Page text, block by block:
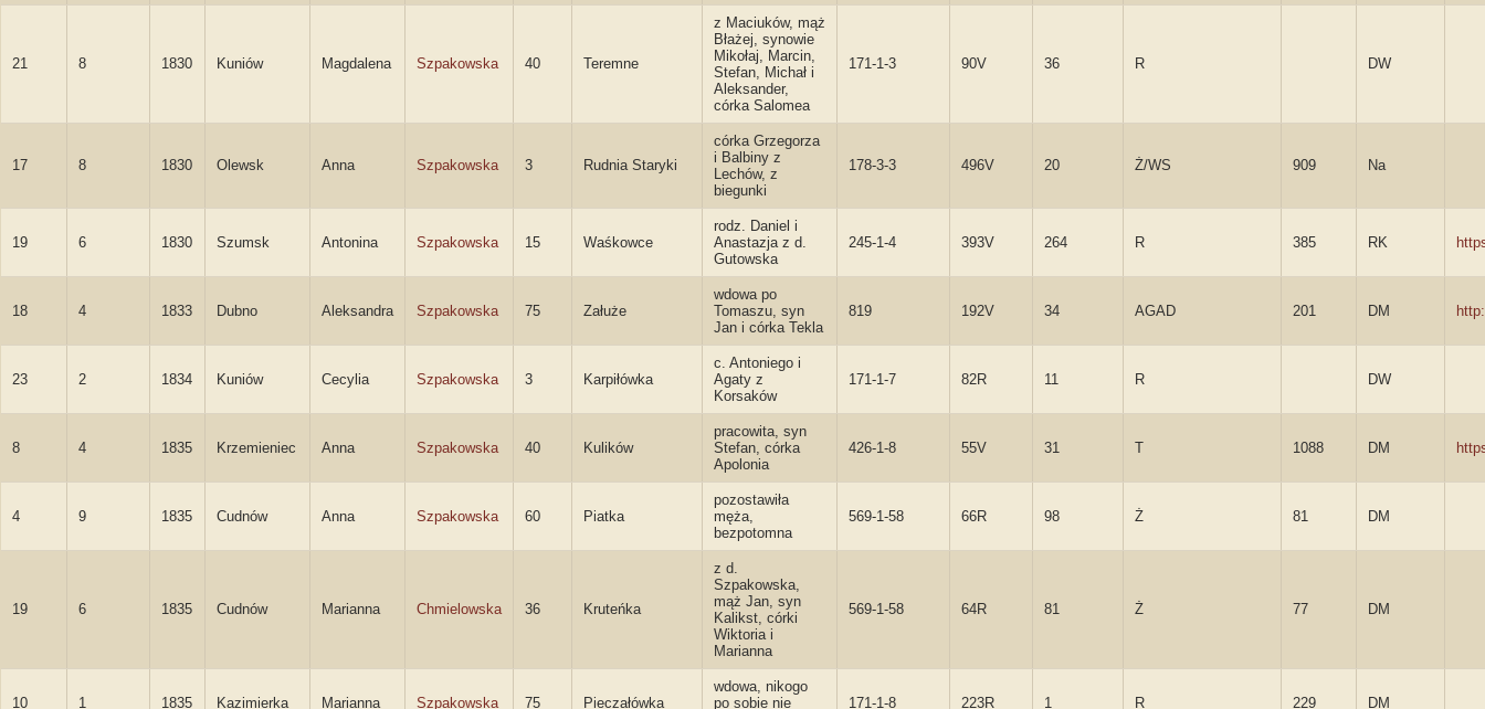
21 8 1830 Kuniów Magdalena Szpakowska 40 Teremne
z Maciuków, mąż
Błażej, synowie
Mikołaj, Marcin,
Stefan, Michał i
Aleksander,
córka Salomea
171-1-3 90V 36 R DW
17 8 1830 Olewsk Anna Szpakowska 3 Rudnia Staryki
córka Grzegorza
i Balbiny z
Lechów, z
biegunki
178-3-3 496V 20 Ż/WS 909 Na
19 6 1830 Szumsk Antonina Szpakowska 15 Waśkowce
rodz. Daniel i
Anastazja z d.
Gutowska
245-1-4 393V 264 R 385 RK
18 4 1833 Dubno Aleksandra Szpakowska 75 Załuże
wdowa po
Tomaszu, syn
Jan i córka Tekla
819 192V 34 AGAD 201 DM
23 2 1834 Kuniów Cecylia Szpakowska 3 Karpiłówka
c. Antoniego i
Agaty z
Korsaków
171-1-7 82R 11 R DW
8 4 1835 Krzemieniec Anna Szpakowska 40 Kulików
pracowita, syn
Stefan, córka
Apolonia
426-1-8 55V 31 T 1088 DM
4 9 1835 Cudnów Anna Szpakowska 60 Piatka
pozostawiła
męża,
bezpotomna
569-1-58 66R 98 Ż 81 DM
19 6 1835 Cudnów Marianna Chmielowska 36 Kruteńka
z d.
Szpakowska,
mąż Jan, syn
Kalikst, córki
Wiktoria i
Marianna
569-1-58 64R 81 Ż 77 DM
10 1 1835 Kazimierka Marianna Szpakowska 75 Pieczałówka
wdowa, nikogo
po sobie nie
171-1-8 223R 1 R 229 DM